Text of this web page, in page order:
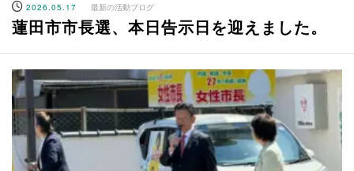
2026.05.17 最新の活動ブログ
蓮田市市長選、本日告示日を迎えました。